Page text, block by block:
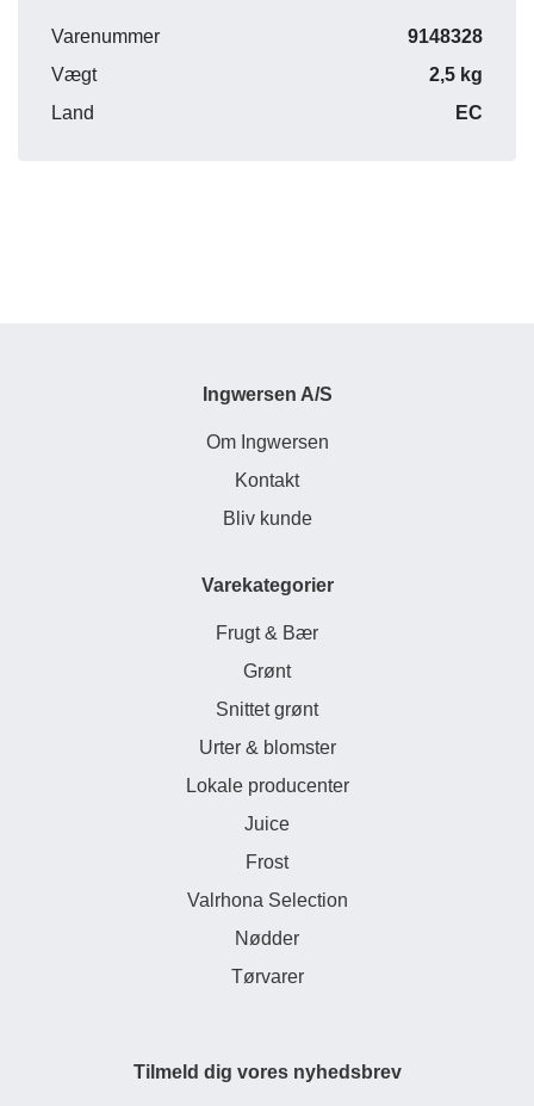
Varenummer
9148328
Vægt
2,5 kg
Land
EC
Ingwersen A/S
Om Ingwersen
Kontakt
Bliv kunde
Varekategorier
Frugt & Bær
Grønt
Snittet grønt
Urter & blomster
Lokale producenter
Juice
Frost
Valrhona Selection
Nødder
Tørvarer
Tilmeld dig vores nyhedsbrev